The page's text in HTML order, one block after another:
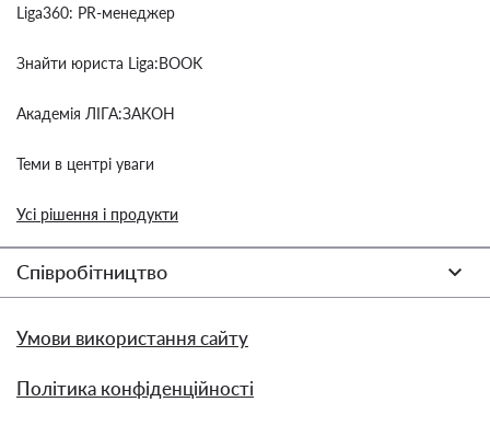
Liga360: PR-менеджер
Знайти юриста Liga:BOOK
Академія ЛІГА:ЗАКОН
Теми в центрі уваги
Усі рішення і продукти
Співробітництво
Умови використання сайту
Політика конфіденційності